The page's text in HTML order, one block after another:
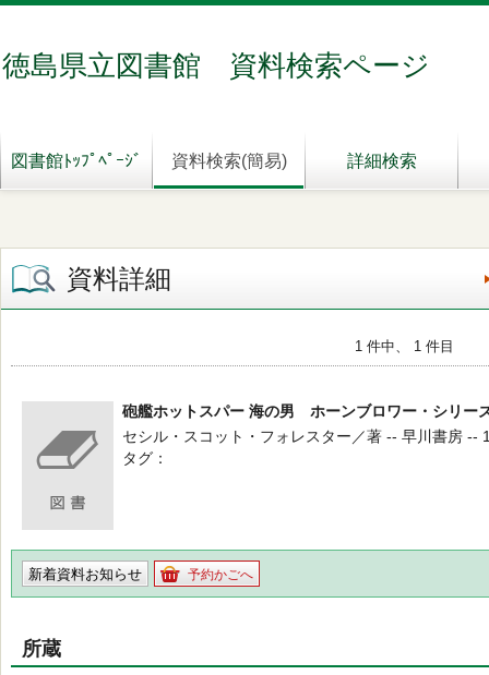
徳島県立図書館 資料検索ページ
図書館ﾄｯﾌﾟﾍﾟｰｼﾞ 資料検索(簡易) 詳細検索
資料詳細
1 件中、 1 件目
砲艦ホットスパー 海の男 ホーンブロワー・シリー
セシル・スコット・フォレスター／著 -- 早川書房 --
タグ
新着資料お知らせ 予約かごへ
所蔵